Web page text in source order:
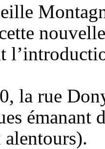
la rue
émanant